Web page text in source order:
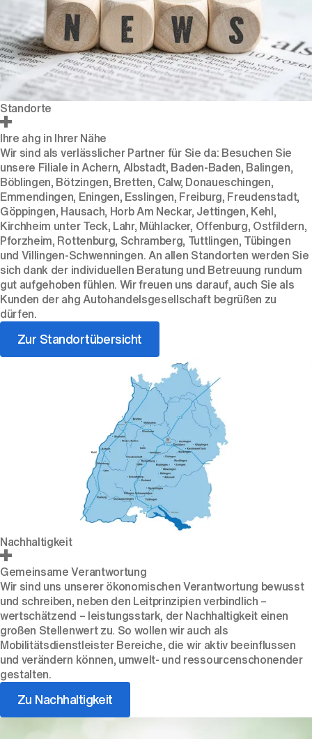
Standorte
Ihre ahg in Ihrer Nähe
Wir sind als verlässlicher Partner für Sie da: Besuchen Sie
unsere Filiale in Achern, Albstadt, Baden-Baden, Balingen,
Böblingen, Bötzingen, Bretten, Calw, Donaueschingen,
Emmendingen, Eningen, Esslingen, Freiburg, Freudenstadt,
Göppingen, Hausach, Horb Am Neckar, Jettingen, Kehl,
Kirchheim unter Teck, Lahr, Mühlacker, Offenburg, Ostfildern,
Pforzheim, Rottenburg, Schramberg, Tuttlingen, Tübingen
und Villingen-Schwenningen. An allen Standorten werden Sie
sich dank der individuellen Beratung und Betreuung rundum
gut aufgehoben fühlen. Wir freuen uns darauf, auch Sie als
Kunden der ahg Autohandelsgesellschaft begrüßen zu
dürfen.
Zur Standortübersicht
Nachhaltigkeit
Gemeinsame Verantwortung
Wir sind uns unserer ökonomischen Verantwortung bewusst
und schreiben, neben den Leitprinzipien verbindlich –
wertschätzend – leistungsstark, der Nachhaltigkeit einen
großen Stellenwert zu. So wollen wir auch als
Mobilitätsdienstleister Bereiche, die wir aktiv beeinflussen
und verändern können, umwelt- und ressourcenschonender
gestalten.
Zu Nachhaltigkeit